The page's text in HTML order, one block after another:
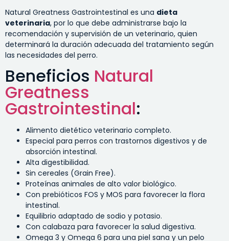
Natural Greatness Gastrointestinal es una dieta
veterinaria, por lo que debe administrarse bajo la
recomendación y supervisión de un veterinario, quien
determinará la duración adecuada del tratamiento según
las necesidades del perro.
Beneficios Natural
Greatness
Gastrointestinal:
Alimento dietético veterinario completo.
Especial para perros con trastornos digestivos y de
absorción intestinal.
Alta digestibilidad.
Sin cereales (Grain Free).
Proteínas animales de alto valor biológico.
Con prebióticos FOS y MOS para favorecer la flora
intestinal.
Equilibrio adaptado de sodio y potasio.
Con calabaza para favorecer la salud digestiva.
Omega 3 y Omega 6 para una piel sana y un pelo